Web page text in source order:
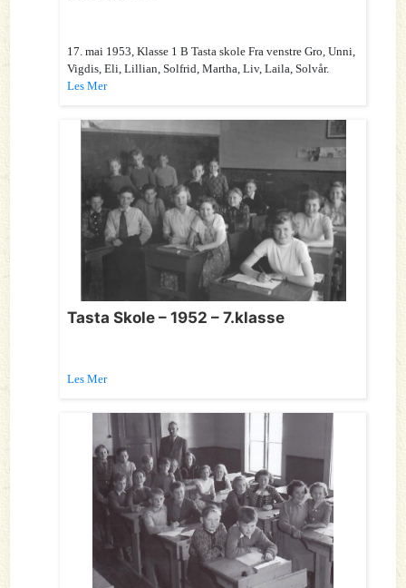
17. mai 1953, Klasse 1 B Tasta skole Fra venstre Gro, Unni,
Vigdis, Eli, Lillian, Solfrid, Martha, Liv, Laila, Solvår.
Les Mer
Tasta Skole – 1952 – 7.klasse
Les Mer